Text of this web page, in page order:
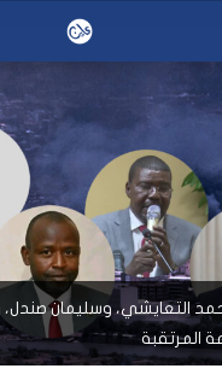
التعايشي، وسليمان صندل،
المرتقبة